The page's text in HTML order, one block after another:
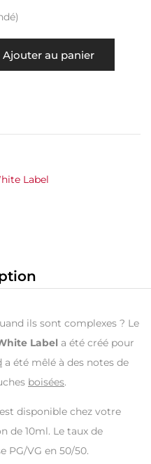
Ajouter au panier
Label
ils sont complexes ? Le
Label a été créé pour
a été mêlé à des notes de
boisées.
disponible chez votre
de 10ml. Le taux de
PG/VG en 50/50.